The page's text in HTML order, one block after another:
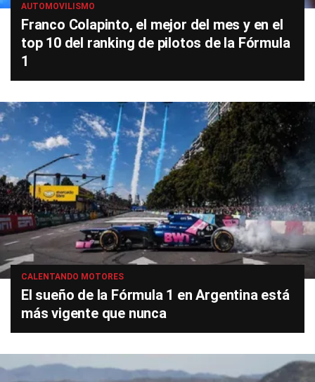
AUTOMOVILISMO
Franco Colapinto, el mejor del mes y en el
top 10 del ranking de pilotos de la Fórmula
1
CALENTANDO MOTORES
El sueño de la Fórmula 1 en Argentina está
más vigente que nunca